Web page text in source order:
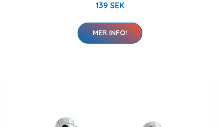
139 SEK
MER INFO!